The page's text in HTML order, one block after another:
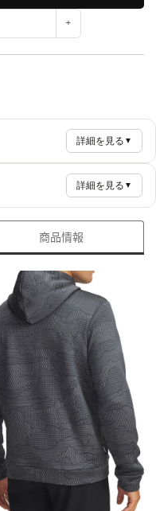
詳細を見る ▼
詳細を見る ▼
商品情報